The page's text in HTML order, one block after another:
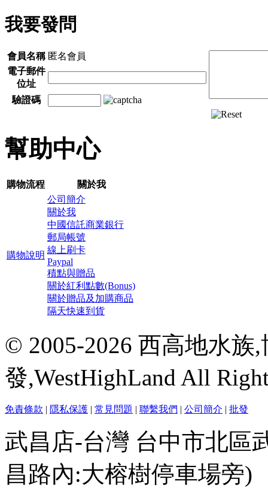
我要發問
會員名稱 匿名會員
電子郵件
位址
驗證碼
幫助中心
購物流程 關於我
購物說明
公司簡介
關於我
中國信託商業銀行
郵局帳號
線上刷卡
Paypal
積點與贈品
關於紅利點數(Bonus)
關於贈品及加購商品
隔天快速到貨
© 2005-2026 西高地水族
發,WestHighLand All
免責條款 | 隱私保護 | 常見問題 | 聯繫我們 | 公司簡介 | 批發
武昌店-台灣 台中市北區
昌路內:大榕樹停車場旁)